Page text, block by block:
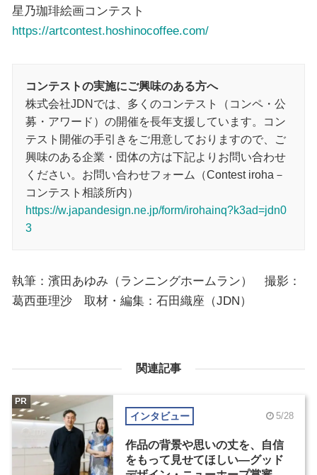
星乃珈琲絵画コンテスト
https://artcontest.hoshinocoffee.com/
コンテストの実施にご興味のある方へ
株式会社JDNでは、多くのコンテスト（コンペ・公
募・アワード）の開催を長年支援しています。コン
テスト開催の手引きをご用意しておりますので、ご
興味のある企業・団体の方は下記よりお問い合わせ
ください。お問い合わせフォーム（Contest iroha－
コンテスト相談所内）
https://w.japandesign.ne.jp/form/irohainq?k3ad=jdn0
3
執筆：濱田あゆみ（ランニングホームラン） 撮影：
葛西亜理沙 取材・編集：石田織座（JDN）
関連記事
インタビュー 5/28
作品の背景や思いの丈を、自信
をもって見せてほしい―グッド
PR